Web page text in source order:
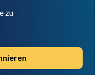
zu